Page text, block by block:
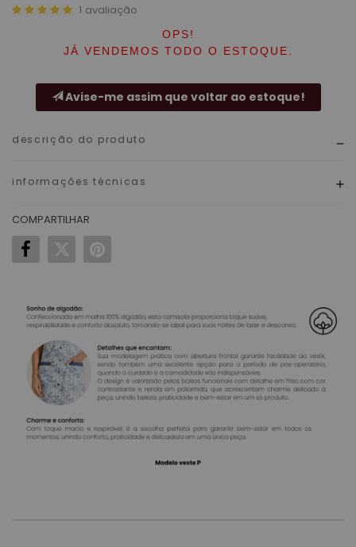
1 avaliação
OPS!
JÁ VENDEMOS TODO O ESTOQUE.
Avise-me assim que voltar ao estoque!
descrição do produto
informações técnicas
COMPARTILHAR